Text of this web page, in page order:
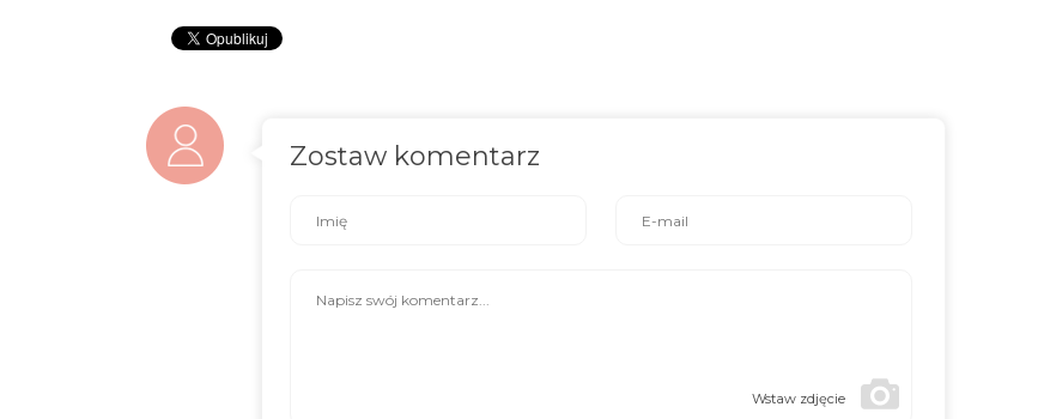
Zostaw komentarz
Wstaw zdjęcie